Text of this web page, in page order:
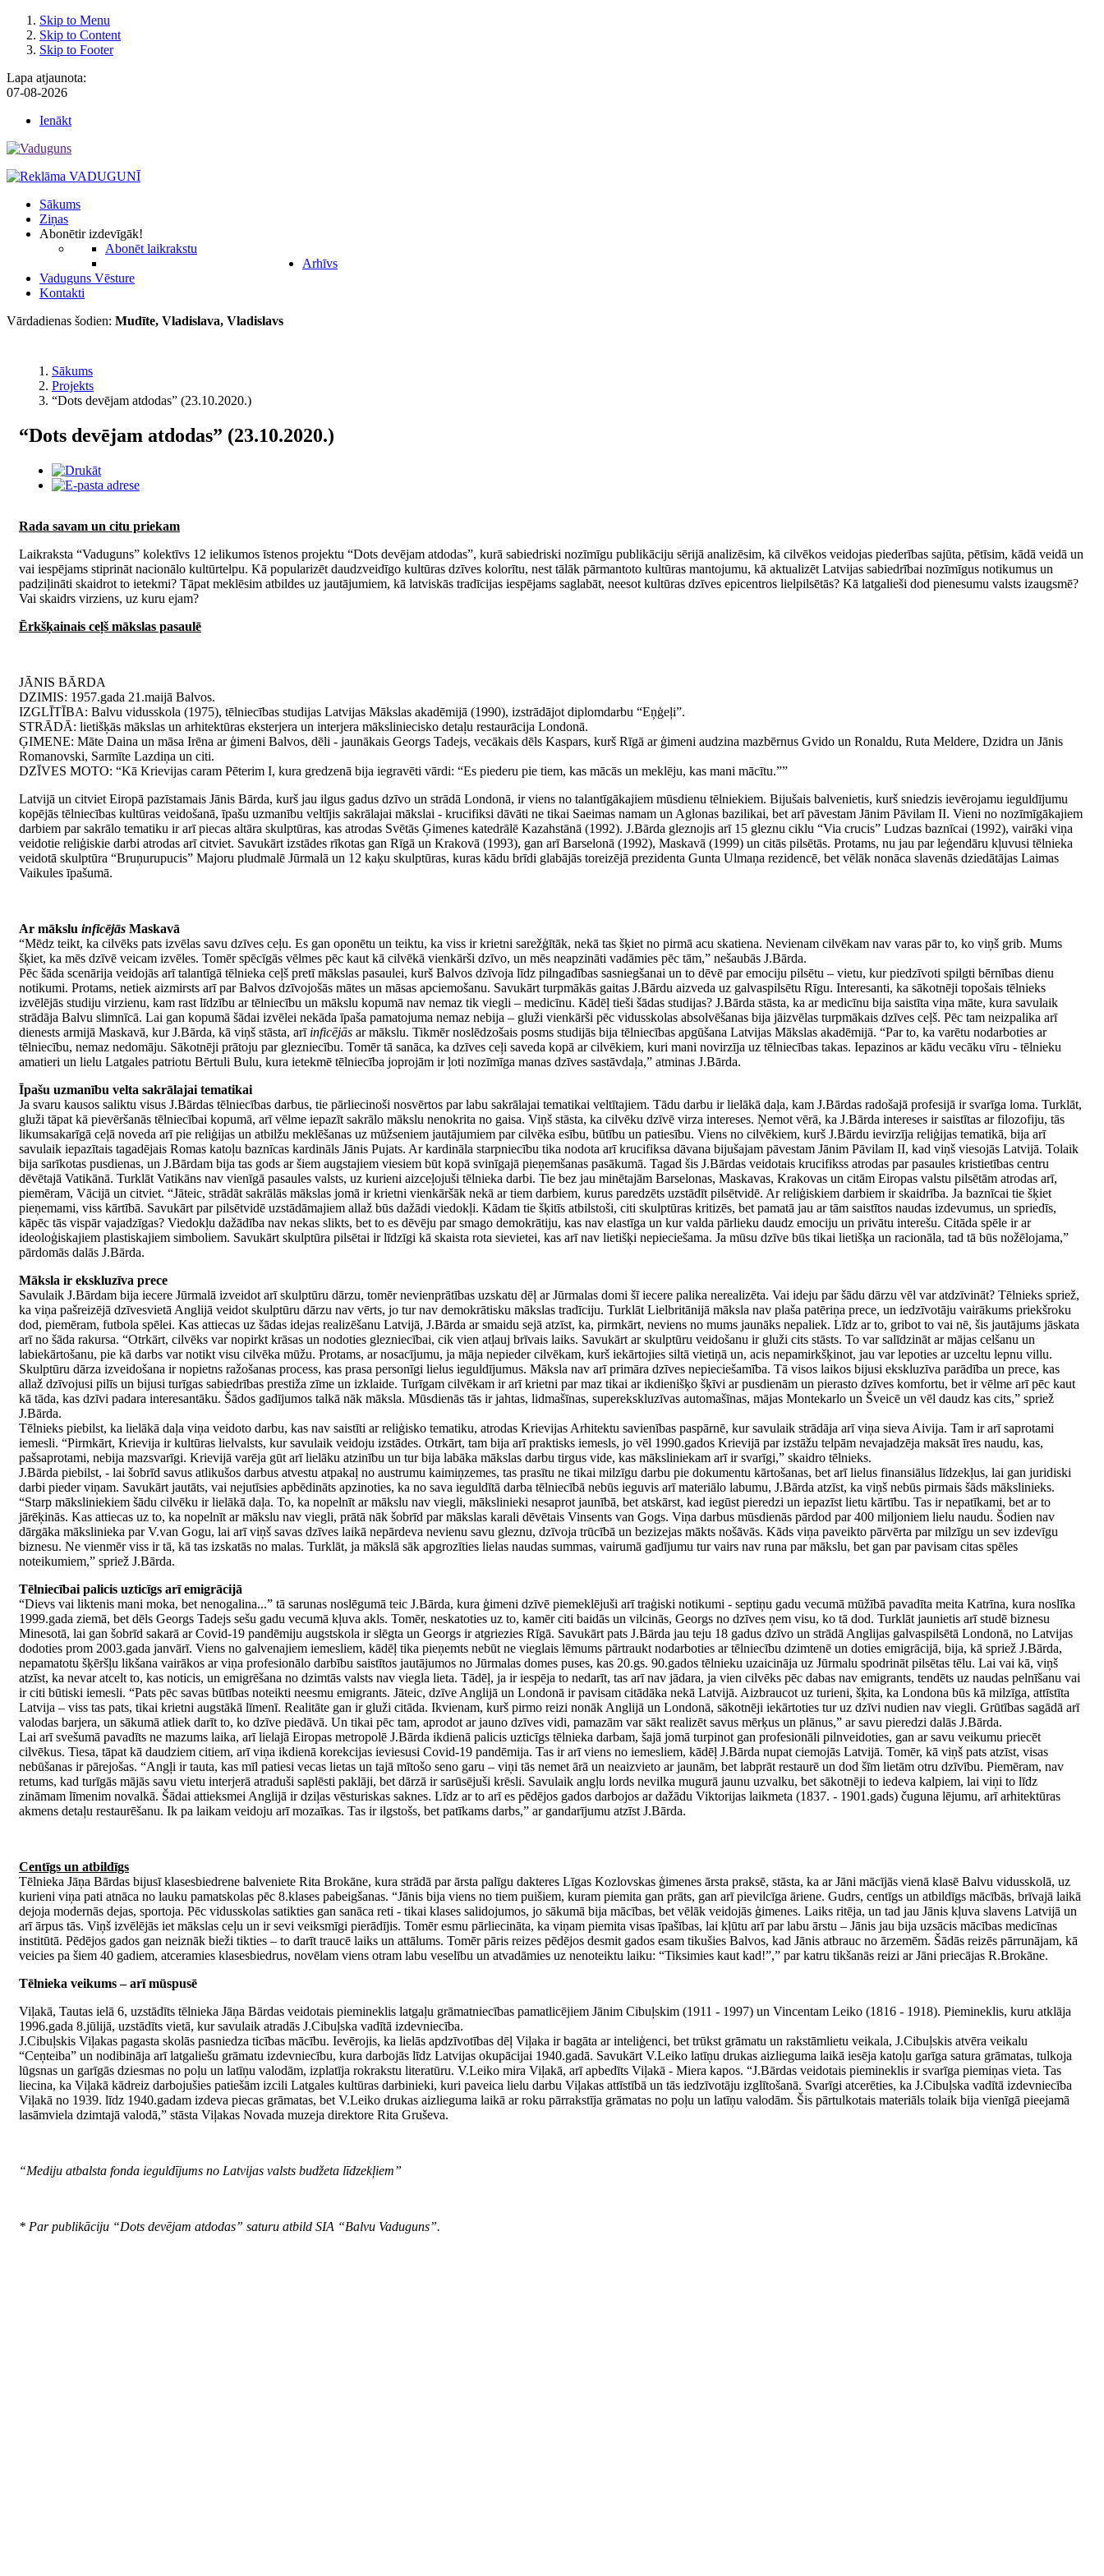
Skip to Menu
Skip to Content
Skip to Footer
Lapa atjaunota:
07-08-2026
Ienākt
Sākums
Ziņas
Abonētir izdevīgāk!
Abonēt laikrakstu
Arhīvs
Vaduguns Vēsture
Kontakti
Vārdadienas šodien: Mudīte, Vladislava, Vladislavs
Sākums
Projekts
“Dots devējam atdodas” (23.10.2020.)
“Dots devējam atdodas” (23.10.2020.)
Rada savam un citu priekam
Laikraksta “Vaduguns” kolektīvs 12 ielikumos īstenos projektu “Dots devējam atdodas”, kurā sabiedriski nozīmīgu publikāciju sērijā analizēsim, kā cilvēkos veidojas piederības sajūta, pētīsim, kādā veidā un
vai iespējams stiprināt nacionālo kultūrtelpu. Kā popularizēt daudzveidīgo kultūras dzīves kolorītu, nest tālāk pārmantoto kultūras mantojumu, kā aktualizēt Latvijas sabiedrībai nozīmīgus notikumus un
padziļināti skaidrot to ietekmi? Tāpat meklēsim atbildes uz jautājumiem, kā latviskās tradīcijas iespējams saglabāt, neesot kultūras dzīves epicentros lielpilsētās? Kā latgalieši dod pienesumu valsts izaugsmē?
Vai skaidrs virziens, uz kuru ejam?
Ērkšķainais ceļš mākslas pasaulē
JĀNIS BĀRDA
DZIMIS: 1957.gada 21.maijā Balvos.
IZGLĪTĪBA: Balvu vidusskola (1975), tēlniecības studijas Latvijas Mākslas akadēmijā (1990), izstrādājot diplomdarbu “Eņģeļi”.
STRĀDĀ: lietišķās mākslas un arhitektūras eksterjera un interjera māksliniecisko detaļu restaurācija Londonā.
ĢIMENE: Māte Daina un māsa Irēna ar ģimeni Balvos, dēli - jaunākais Georgs Tadejs, vecākais dēls Kaspars, kurš Rīgā ar ģimeni audzina mazbērnus Gvido un Ronaldu, Ruta Meldere, Dzidra un Jānis
Romanovski, Sarmīte Lazdiņa un citi.
DZĪVES MOTO: “Kā Krievijas caram Pēterim I, kura gredzenā bija iegravēti vārdi: “Es piederu pie tiem, kas mācās un meklēju, kas mani mācītu.””
Latvijā un citviet Eiropā pazīstamais Jānis Bārda, kurš jau ilgus gadus dzīvo un strādā Londonā, ir viens no talantīgākajiem mūsdienu tēlniekiem. Bijušais balvenietis, kurš sniedzis ievērojamu ieguldījumu
kopējās tēlniecības kultūras veidošanā, īpašu uzmanību veltījis sakrālajai mākslai - krucifiksi dāvāti ne tikai Saeimas namam un Aglonas bazilikai, bet arī pāvestam Jānim Pāvilam II. Vieni no nozīmīgākajiem
darbiem par sakrālo tematiku ir arī piecas altāra skulptūras, kas atrodas Svētās Ģimenes katedrālē Kazahstānā (1992). J.Bārda gleznojis arī 15 gleznu ciklu “Via crucis” Ludzas baznīcai (1992), vairāki viņa
veidotie reliģiskie darbi atrodas arī citviet. Savukārt izstādes rīkotas gan Rīgā un Krakovā (1993), gan arī Barselonā (1992), Maskavā (1999) un citās pilsētās. Protams, nu jau par leģendāru kļuvusi tēlnieka
veidotā skulptūra “Bruņurupucis” Majoru pludmalē Jūrmalā un 12 kaķu skulptūras, kuras kādu brīdi glabājās toreizējā prezidenta Gunta Ulmaņa rezidencē, bet vēlāk nonāca slavenās dziedātājas Laimas
Vaikules īpašumā.
Ar mākslu inficējās Maskavā
“Mēdz teikt, ka cilvēks pats izvēlas savu dzīves ceļu. Es gan oponētu un teiktu, ka viss ir krietni sarežģītāk, nekā tas šķiet no pirmā acu skatiena. Nevienam cilvēkam nav varas pār to, ko viņš grib. Mums
šķiet, ka mēs dzīvē veicam izvēles. Tomēr spēcīgās vēlmes pēc kaut kā cilvēkā vienkārši dzīvo, un mēs neapzināti vadāmies pēc tām,” nešaubās J.Bārda.
Pēc šāda scenārija veidojās arī talantīgā tēlnieka ceļš pretī mākslas pasaulei, kurš Balvos dzīvoja līdz pilngadības sasniegšanai un to dēvē par emociju pilsētu – vietu, kur piedzīvoti spilgti bērnības dienu
notikumi. Protams, netiek aizmirsts arī par Balvos dzīvojošās mātes un māsas apciemošanu. Savukārt turpmākās gaitas J.Bārdu aizveda uz galvaspilsētu Rīgu. Interesanti, ka sākotnēji topošais tēlnieks
izvēlējās studiju virzienu, kam rast līdzību ar tēlniecību un mākslu kopumā nav nemaz tik viegli – medicīnu. Kādēļ tieši šādas studijas? J.Bārda stāsta, ka ar medicīnu bija saistīta viņa māte, kura savulaik
strādāja Balvu slimnīcā. Lai gan kopumā šādai izvēlei nekāda īpaša pamatojuma nemaz nebija – gluži vienkārši pēc vidusskolas absolvēšanas bija jāizvēlas turpmākais dzīves ceļš. Pēc tam neizpalika arī
dienests armijā Maskavā, kur J.Bārda, kā viņš stāsta, arī inficējās ar mākslu. Tikmēr noslēdzošais posms studijās bija tēlniecības apgūšana Latvijas Mākslas akadēmijā. “Par to, ka varētu nodarboties ar
tēlniecību, nemaz nedomāju. Sākotnēji prātoju par glezniecību. Tomēr tā sanāca, ka dzīves ceļi saveda kopā ar cilvēkiem, kuri mani novirzīja uz tēlniecības takas. Iepazinos ar kādu vecāku vīru - tēlnieku
amatieri un lielu Latgales patriotu Bērtuli Bulu, kura ietekmē tēlniecība joprojām ir ļoti nozīmīga manas dzīves sastāvdaļa,” atminas J.Bārda.
Īpašu uzmanību velta sakrālajai tematikai
Ja svaru kausos saliktu visus J.Bārdas tēlniecības darbus, tie pārliecinoši nosvērtos par labu sakrālajai tematikai veltītajiem. Tādu darbu ir lielākā daļa, kam J.Bārdas radošajā profesijā ir svarīga loma. Turklāt,
gluži tāpat kā pievēršanās tēlniecībai kopumā, arī vēlme iepazīt sakrālo mākslu nenokrita no gaisa. Viņš stāsta, ka cilvēku dzīvē virza intereses. Ņemot vērā, ka J.Bārda intereses ir saistītas ar filozofiju, tās
likumsakarīgā ceļā noveda arī pie reliģijas un atbilžu meklēšanas uz mūžseniem jautājumiem par cilvēka esību, būtību un patiesību. Viens no cilvēkiem, kurš J.Bārdu ievirzīja reliģijas tematikā, bija arī
savulaik iepazītais tagadējais Romas katoļu baznīcas kardināls Jānis Pujats. Ar kardināla starpniecību tika nodota arī krucifiksa dāvana bijušajam pāvestam Jānim Pāvilam II, kad viņš viesojās Latvijā. Tolaik
bija sarīkotas pusdienas, un J.Bārdam bija tas gods ar šiem augstajiem viesiem būt kopā svinīgajā pieņemšanas pasākumā. Tagad šis J.Bārdas veidotais krucifikss atrodas par pasaules kristietības centru
dēvētajā Vatikānā. Turklāt Vatikāns nav vienīgā pasaules valsts, uz kurieni aizceļojuši tēlnieka darbi. Tie bez jau minētajām Barselonas, Maskavas, Krakovas un citām Eiropas valstu pilsētām atrodas arī,
piemēram, Vācijā un citviet. “Jāteic, strādāt sakrālās mākslas jomā ir krietni vienkāršāk nekā ar tiem darbiem, kurus paredzēts uzstādīt pilsētvidē. Ar reliģiskiem darbiem ir skaidrība. Ja baznīcai tie šķiet
pieņemami, viss kārtībā. Savukārt par pilsētvidē uzstādāmajiem allaž būs dažādi viedokļi. Kādam tie šķitīs atbilstoši, citi skulptūras kritizēs, bet pamatā jau ar tām saistītos naudas izdevumus, un spriedīs,
kāpēc tās vispār vajadzīgas? Viedokļu dažādība nav nekas slikts, bet to es dēvēju par smago demokrātiju, kas nav elastīga un kur valda pārlieku daudz emociju un privātu interešu. Citāda spēle ir ar
ideoloģiskajiem plastiskajiem simboliem. Savukārt skulptūra pilsētai ir līdzīgi kā skaista rota sievietei, kas arī nav lietišķi nepieciešama. Ja mūsu dzīve būs tikai lietišķa un racionāla, tad tā būs nožēlojama,”
pārdomās dalās J.Bārda.
Māksla ir ekskluzīva prece
Savulaik J.Bārdam bija iecere Jūrmalā izveidot arī skulptūru dārzu, tomēr nevienprātības uzskatu dēļ ar Jūrmalas domi šī iecere palika nerealizēta. Vai ideju par šādu dārzu vēl var atdzīvināt? Tēlnieks spriež,
ka viņa pašreizējā dzīvesvietā Anglijā veidot skulptūru dārzu nav vērts, jo tur nav demokrātisku mākslas tradīciju. Turklāt Lielbritānijā māksla nav plaša patēriņa prece, un iedzīvotāju vairākums priekšroku
dod, piemēram, futbola spēlei. Kas attiecas uz šādas idejas realizēšanu Latvijā, J.Bārda ar smaidu sejā atzīst, ka, pirmkārt, neviens no mums jaunāks nepaliek. Līdz ar to, gribot to vai nē, šis jautājums jāskata
arī no šāda rakursa. “Otrkārt, cilvēks var nopirkt krāsas un nodoties glezniecībai, cik vien atļauj brīvais laiks. Savukārt ar skulptūru veidošanu ir gluži cits stāsts. To var salīdzināt ar mājas celšanu un
labiekārtošanu, pie kā darbs var notikt visu cilvēka mūžu. Protams, ar nosacījumu, ja māja nepieder cilvēkam, kurš iekārtojies siltā vietiņā un, acis nepamirkšķinot, jau var lepoties ar uzceltu lepnu villu.
Skulptūru dārza izveidošana ir nopietns ražošanas process, kas prasa personīgi lielus ieguldījumus. Māksla nav arī primāra dzīves nepieciešamība. Tā visos laikos bijusi ekskluzīva parādība un prece, kas
allaž dzīvojusi pilīs un bijusi turīgas sabiedrības prestiža zīme un izklaide. Turīgam cilvēkam ir arī krietni par maz tikai ar ikdienišķo šķīvi ar pusdienām un pierasto dzīves komfortu, bet ir vēlme arī pēc kaut
kā tāda, kas dzīvi padara interesantāku. Šādos gadījumos talkā nāk māksla. Mūsdienās tās ir jahtas, lidmašīnas, superekskluzīvas automašīnas, mājas Montekarlo un Šveicē un vēl daudz kas cits,” spriež
J.Bārda.
Tēlnieks piebilst, ka lielākā daļa viņa veidoto darbu, kas nav saistīti ar reliģisko tematiku, atrodas Krievijas Arhitektu savienības paspārnē, kur savulaik strādāja arī viņa sieva Aivija. Tam ir arī saprotami
iemesli. “Pirmkārt, Krievija ir kultūras lielvalsts, kur savulaik veidoju izstādes. Otrkārt, tam bija arī praktisks iemesls, jo vēl 1990.gados Krievijā par izstāžu telpām nevajadzēja maksāt īres naudu, kas,
pašsaprotami, nebija mazsvarīgi. Krievijā varēja gūt arī lielāku atzinību un tur bija labāka mākslas darbu tirgus vide, kas māksliniekam arī ir svarīgi,” skaidro tēlnieks.
J.Bārda piebilst, - lai šobrīd savus atlikušos darbus atvestu atpakaļ no austrumu kaimiņzemes, tas prasītu ne tikai milzīgu darbu pie dokumentu kārtošanas, bet arī lielus finansiālus līdzekļus, lai gan juridiski
darbi pieder viņam. Savukārt jautāts, vai nejutīsies apbēdināts apzinoties, ka no sava ieguldītā darba tēlniecībā nebūs ieguvis arī materiālo labumu, J.Bārda atzīst, ka viņš nebūs pirmais šāds mākslinieks.
“Starp māksliniekiem šādu cilvēku ir lielākā daļa. To, ka nopelnīt ar mākslu nav viegli, mākslinieki nesaprot jaunībā, bet atskārst, kad iegūst pieredzi un iepazīst lietu kārtību. Tas ir nepatīkami, bet ar to
jārēķinās. Kas attiecas uz to, ka nopelnīt ar mākslu nav viegli, prātā nāk šobrīd par mākslas karali dēvētais Vinsents van Gogs. Viņa darbus mūsdienās pārdod par 400 miljoniem lielu naudu. Šodien nav
dārgāka mākslinieka par V.van Gogu, lai arī viņš savas dzīves laikā nepārdeva nevienu savu gleznu, dzīvoja trūcībā un bezizejas mākts nošāvās. Kāds viņa paveikto pārvērta par milzīgu un sev izdevīgu
biznesu. Ne vienmēr viss ir tā, kā tas izskatās no malas. Turklāt, ja mākslā sāk apgrozīties lielas naudas summas, vairumā gadījumu tur vairs nav runa par mākslu, bet gan par pavisam citas spēles
noteikumiem,” spriež J.Bārda.
Tēlniecībai palicis uzticīgs arī emigrācijā
“Dievs vai liktenis mani moka, bet nenogalina...” tā sarunas noslēgumā teic J.Bārda, kura ģimeni dzīvē piemeklējuši arī traģiski notikumi - septiņu gadu vecumā mūžībā pavadīta meita Katrīna, kura noslīka
1999.gada ziemā, bet dēls Georgs Tadejs sešu gadu vecumā kļuva akls. Tomēr, neskatoties uz to, kamēr citi baidās un vilcinās, Georgs no dzīves ņem visu, ko tā dod. Turklāt jaunietis arī studē biznesu
Minesotā, lai gan šobrīd sakarā ar Covid-19 pandēmiju augstskola ir slēgta un Georgs ir atgriezies Rīgā. Savukārt pats J.Bārda jau teju 18 gadus dzīvo un strādā Anglijas galvaspilsētā Londonā, no Latvijas
dodoties prom 2003.gada janvārī. Viens no galvenajiem iemesliem, kādēļ tika pieņemts nebūt ne vieglais lēmums pārtraukt nodarboties ar tēlniecību dzimtenē un doties emigrācijā, bija, kā spriež J.Bārda,
nepamatotu šķēršļu likšana vairākos ar viņa profesionālo darbību saistītos jautājumos no Jūrmalas domes puses, kas 20.gs. 90.gados tēlnieku uzaicināja uz Jūrmalu spodrināt pilsētas tēlu. Lai vai kā, viņš
atzīst, ka nevar atcelt to, kas noticis, un emigrēšana no dzimtās valsts nav viegla lieta. Tādēļ, ja ir iespēja to nedarīt, tas arī nav jādara, ja vien cilvēks pēc dabas nav emigrants, tendēts uz naudas pelnīšanu vai
ir citi būtiski iemesli. “Pats pēc savas būtības noteikti neesmu emigrants. Jāteic, dzīve Anglijā un Londonā ir pavisam citādāka nekā Latvijā. Aizbraucot uz turieni, šķita, ka Londona būs kā milzīga, attīstīta
Latvija – viss tas pats, tikai krietni augstākā līmenī. Realitāte gan ir gluži citāda. Ikvienam, kurš pirmo reizi nonāk Anglijā un Londonā, sākotnēji iekārtoties tur uz dzīvi nudien nav viegli. Grūtības sagādā arī
valodas barjera, un sākumā atliek darīt to, ko dzīve piedāvā. Un tikai pēc tam, aprodot ar jauno dzīves vidi, pamazām var sākt realizēt savus mērķus un plānus,” ar savu pieredzi dalās J.Bārda.
Lai arī svešumā pavadīts ne mazums laika, arī lielajā Eiropas metropolē J.Bārda ikdienā palicis uzticīgs tēlnieka darbam, šajā jomā turpinot gan profesionāli pilnveidoties, gan ar savu veikumu priecēt
cilvēkus. Tiesa, tāpat kā daudziem citiem, arī viņa ikdienā korekcijas ieviesusi Covid-19 pandēmija. Tas ir arī viens no iemesliem, kādēļ J.Bārda nupat ciemojās Latvijā. Tomēr, kā viņš pats atzīst, visas
nebūšanas ir pārejošas. “Angļi ir tauta, kas mīl patiesi vecas lietas un tajā mītošo seno garu – viņi tās nemet ārā un neaizvieto ar jaunām, bet labprāt restaurē un dod šīm lietām otru dzīvību. Piemēram, nav
retums, kad turīgās mājās savu vietu interjerā atraduši saplēsti paklāji, bet dārzā ir sarūsējuši krēsli. Savulaik angļu lords nevilka mugurā jaunu uzvalku, bet sākotnēji to iedeva kalpiem, lai viņi to līdz
zināmam līmenim novalkā. Šādai attieksmei Anglijā ir dziļas vēsturiskas saknes. Līdz ar to arī es pēdējos gados darbojos ar dažādu Viktorijas laikmeta (1837. - 1901.gads) čuguna lējumu, arī arhitektūras
akmens detaļu restaurēšanu. Ik pa laikam veidoju arī mozaīkas. Tas ir ilgstošs, bet patīkams darbs,” ar gandarījumu atzīst J.Bārda.
Centīgs un atbildīgs
Tēlnieka Jāņa Bārdas bijusī klasesbiedrene balveniete Rita Brokāne, kura strādā par ārsta palīgu dakteres Līgas Kozlovskas ģimenes ārsta praksē, stāsta, ka ar Jāni mācījās vienā klasē Balvu vidusskolā, uz
kurieni viņa pati atnāca no lauku pamatskolas pēc 8.klases pabeigšanas. “Jānis bija viens no tiem puišiem, kuram piemita gan prāts, gan arī pievilcīga āriene. Gudrs, centīgs un atbildīgs mācībās, brīvajā laikā
dejoja modernās dejas, sportoja. Pēc vidusskolas satikties gan sanāca reti - tikai klases salidojumos, jo sākumā bija mācības, bet vēlāk veidojās ģimenes. Laiks ritēja, un tad jau Jānis kļuva slavens Latvijā un
arī ārpus tās. Viņš izvēlējās iet mākslas ceļu un ir sevi veiksmīgi pierādījis. Tomēr esmu pārliecināta, ka viņam piemita visas īpašības, lai kļūtu arī par labu ārstu – Jānis jau bija uzsācis mācības medicīnas
institūtā. Pēdējos gados gan neiznāk bieži tikties – to darīt traucē laiks un attālums. Tomēr pāris reizes pēdējos desmit gados esam tikušies Balvos, kad Jānis atbrauc no ārzemēm. Šādās reizēs pārrunājam, kā
veicies pa šiem 40 gadiem, atceramies klasesbiedrus, novēlam viens otram labu veselību un atvadāmies uz nenoteiktu laiku: “Tiksimies kaut kad!”,” par katru tikšanās reizi ar Jāni priecājas R.Brokāne.
Tēlnieka veikums – arī mūspusē
Viļakā, Tautas ielā 6, uzstādīts tēlnieka Jāņa Bārdas veidotais piemineklis latgaļu grāmatniecības pamatlicējiem Jānim Cibuļskim (1911 - 1997) un Vincentam Leiko (1816 - 1918). Piemineklis, kuru atklāja
1996.gada 8.jūlijā, uzstādīts vietā, kur savulaik atradās J.Cibuļska vadītā izdevniecība.
J.Cibuļskis Viļakas pagasta skolās pasniedza ticības mācību. Ievērojis, ka lielās apdzīvotības dēļ Viļaka ir bagāta ar inteliģenci, bet trūkst grāmatu un rakstāmlietu veikala, J.Cibuļskis atvēra veikalu
“Ceņteiba” un nodibināja arī latgaliešu grāmatu izdevniecību, kura darbojās līdz Latvijas okupācijai 1940.gadā. Savukārt V.Leiko latīņu drukas aizlieguma laikā iesēja katoļu garīga satura grāmatas, tulkoja
lūgsnas un garīgās dziesmas no poļu un latīņu valodām, izplatīja rokrakstu literatūru. V.Leiko mira Viļakā, arī apbedīts Viļakā - Miera kapos. “J.Bārdas veidotais piemineklis ir svarīga piemiņas vieta. Tas
liecina, ka Viļakā kādreiz darbojušies patiešām izcili Latgales kultūras darbinieki, kuri paveica lielu darbu Viļakas attīstībā un tās iedzīvotāju izglītošanā. Svarīgi atcerēties, ka J.Cibuļska vadītā izdevniecība
Viļakā no 1939. līdz 1940.gadam izdeva piecas grāmatas, bet V.Leiko drukas aizlieguma laikā ar roku pārrakstīja grāmatas no poļu un latīņu valodām. Šis pārtulkotais materiāls tolaik bija vienīgā pieejamā
lasāmviela dzimtajā valodā,” stāsta Viļakas Novada muzeja direktore Rita Gruševa.
“Mediju atbalsta fonda ieguldījums no Latvijas valsts budžeta līdzekļiem”
* Par publikāciju “Dots devējam atdodas” saturu atbild SIA “Balvu Vaduguns”.